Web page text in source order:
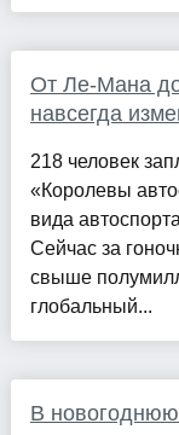
От Ле-Мана
навсегда
218 человек
«Королевы
вида
Сейчас за
свыше
глобальный...
В